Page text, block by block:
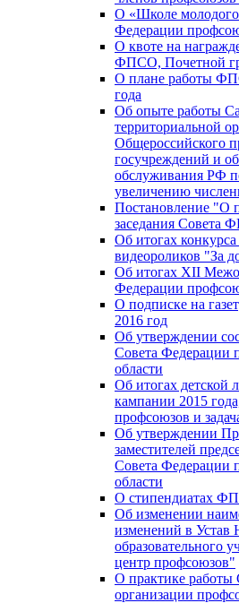
О «Школе
Федерации
О квоте на
ФПСО, Почетной
О плане работы
года
Об опыте работы
территориальной
Общероссийского
госучреждений и
обслуживания РФ
увеличению
Постановление "О
заседания Совета
Об итогах
видеороликов "За
Об итогах XII
Федерации
О подписке на
2016 год
Об утверждении
Совета Федерации
области
Об итогах детской
кампании 2015
профсоюзов и
Об утверждении
заместителей
Совета Федерации
области
О стипендиатах
Об изменении
изменений в Устав
образовательного
центр профсоюзов"
О практике работы
организации